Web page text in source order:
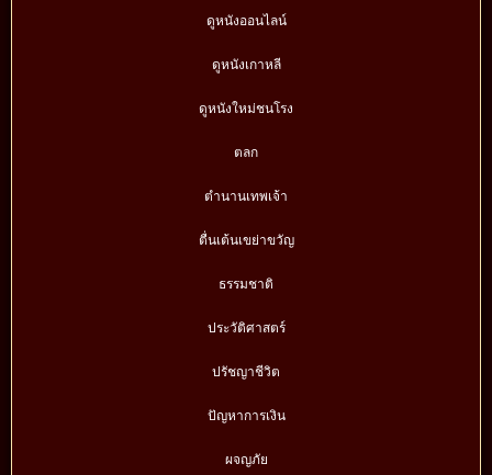
ดูหนังออนไลน์
ดูหนังเกาหลี
ดูหนังใหม่ชนโรง
ตลก
ตำนานเทพเจ้า
ตื่นเต้นเขย่าขวัญ
ธรรมชาติ
ประวัติศาสตร์
ปรัชญาชีวิต
ปัญหาการเงิน
ผจญภัย